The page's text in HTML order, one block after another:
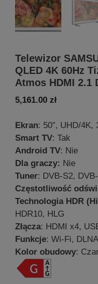
Telewizor
QLED 4K 60Hz
Atmos HDMI 2.1
5,161.00 zł
Ekran: 50″, UHD/4K,
Smart TV: Tak
Android TV: Nie
Dla graczy: Nie
Tuner: DVB-S2,
Częstotliwość
Technologia HDR
HDR10, HLG
Złącza: HDMI x4,
Funkcje: Wi-Fi,
Kolor obudowy: